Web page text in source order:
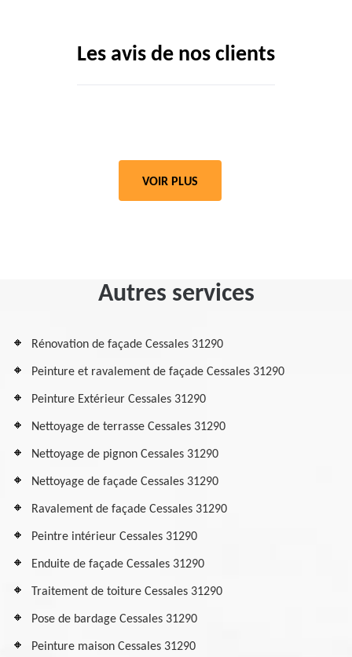
Les avis de nos clients
VOIR PLUS
Autres services
Rénovation de façade Cessales 31290
Peinture et ravalement de façade Cessales 31290
Peinture Extérieur Cessales 31290
Nettoyage de terrasse Cessales 31290
Nettoyage de pignon Cessales 31290
Nettoyage de façade Cessales 31290
Ravalement de façade Cessales 31290
Peintre intérieur Cessales 31290
Enduite de façade Cessales 31290
Traitement de toiture Cessales 31290
Pose de bardage Cessales 31290
Peinture maison Cessales 31290